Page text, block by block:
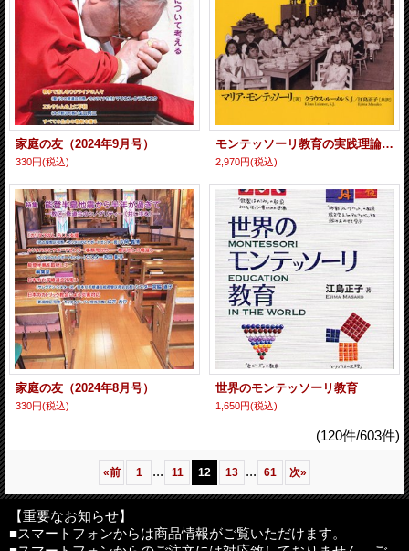
家庭の友（2024年9月号）
330円(税込)
モンテッソーリ教育の実践理論 カリフォルニア・レクチュア
2,970円(税込)
家庭の友（2024年8月号）
330円(税込)
世界のモンテッソーリ教育
1,650円(税込)
(120件/603件)
«前 1 ... 11 12 13 ... 61 次»
【重要なお知らせ】
■スマートフォンからは商品情報がご覧いただけます。